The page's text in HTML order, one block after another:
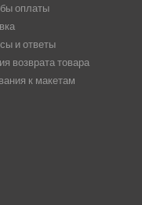
оплаты
и ответы
возврата товара
к макетам